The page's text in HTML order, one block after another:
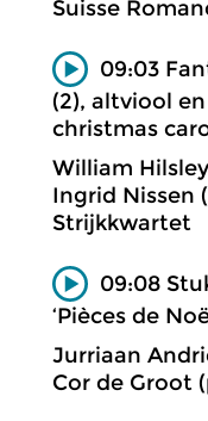
Suisse
09:03
(2), altviool
christmas
William Hilsley
Ingrid Nissen
Strijkkwartet
09:08
‘Pièces de
Jurriaan
Cor de Groot